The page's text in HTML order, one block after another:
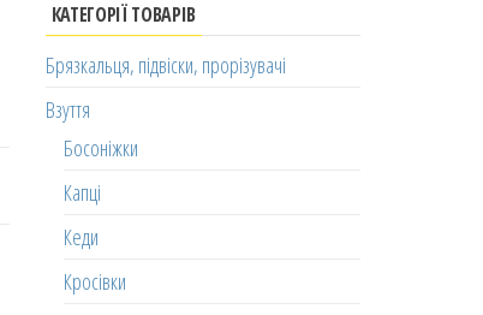
КАТЕГОРІЇ ТОВАРІВ
Брязкальця, підвіски, прорізувачі
Взуття
Босоніжки
Капці
Кеди
Кросівки